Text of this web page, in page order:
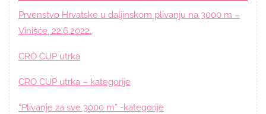
Prvenstvo Hrvatske u daljinskom plivanju na 3000 m –
Vinišće, 22.6.2022.
CRO CUP utrka
CRO CUP utrka – kategorije
“Plivanje za sve 3000 m” -kategorije